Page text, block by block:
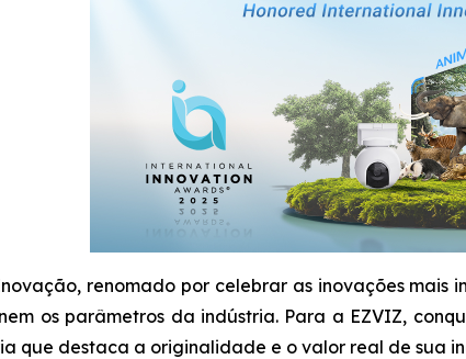
renomado por celebrar as inovações
os parâmetros da indústria. Para a EZVIZ,
que destaca a originalidade e o valor real de sua